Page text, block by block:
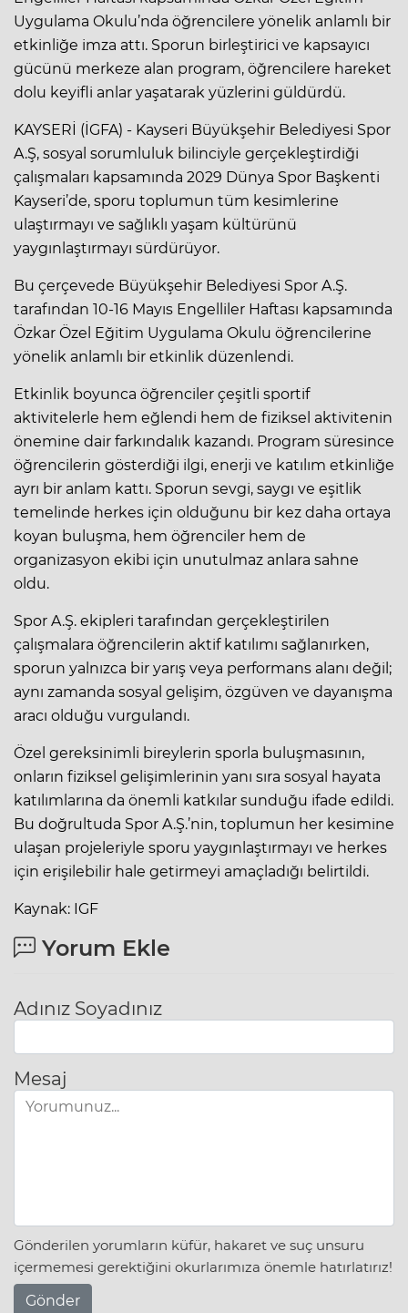
Uygulama Okulu’nda öğrencilere yönelik anlamlı bir
etkinliğe imza attı. Sporun birleştirici ve kapsayıcı
gücünü merkeze alan program, öğrencilere hareket
dolu keyifli anlar yaşatarak yüzlerini güldürdü.
KAYSERİ (İGFA) - Kayseri Büyükşehir Belediyesi Spor
A.Ş, sosyal sorumluluk bilinciyle gerçekleştirdiği
çalışmaları kapsamında 2029 Dünya Spor Başkenti
Kayseri’de, sporu toplumun tüm kesimlerine
ulaştırmayı ve sağlıklı yaşam kültürünü
yaygınlaştırmayı sürdürüyor.
Bu çerçevede Büyükşehir Belediyesi Spor A.Ş.
tarafından 10-16 Mayıs Engelliler Haftası kapsamında
Özkar Özel Eğitim Uygulama Okulu öğrencilerine
yönelik anlamlı bir etkinlik düzenlendi.
Etkinlik boyunca öğrenciler çeşitli sportif
aktivitelerle hem eğlendi hem de fiziksel aktivitenin
önemine dair farkındalık kazandı. Program süresince
öğrencilerin gösterdiği ilgi, enerji ve katılım etkinliğe
ayrı bir anlam kattı. Sporun sevgi, saygı ve eşitlik
temelinde herkes için olduğunu bir kez daha ortaya
koyan buluşma, hem öğrenciler hem de
organizasyon ekibi için unutulmaz anlara sahne
oldu.
Spor A.Ş. ekipleri tarafından gerçekleştirilen
çalışmalara öğrencilerin aktif katılımı sağlanırken,
sporun yalnızca bir yarış veya performans alanı değil;
aynı zamanda sosyal gelişim, özgüven ve dayanışma
aracı olduğu vurgulandı.
Özel gereksinimli bireylerin sporla buluşmasının,
onların fiziksel gelişimlerinin yanı sıra sosyal hayata
katılımlarına da önemli katkılar sunduğu ifade edildi.
Bu doğrultuda Spor A.Ş.’nin, toplumun her kesimine
ulaşan projeleriyle sporu yaygınlaştırmayı ve herkes
için erişilebilir hale getirmeyi amaçladığı belirtildi.
Kaynak: IGF
Yorum Ekle
Adınız Soyadınız
Mesaj
Gönderilen yorumların küfür, hakaret ve suç unsuru
içermemesi gerektiğini okurlarımıza önemle hatırlatırız!
Gönder